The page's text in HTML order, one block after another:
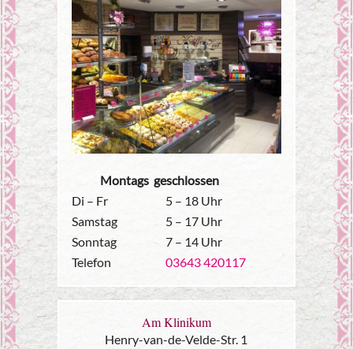
Montags geschlossen
Di – Fr
5 – 18 Uhr
Samstag
5 – 17 Uhr
Sonntag
7 – 14 Uhr
Telefon
03643 420117
Am Klinikum
Henry-van-de-Velde-Str. 1